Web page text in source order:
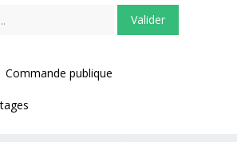
Valider
Commande publique